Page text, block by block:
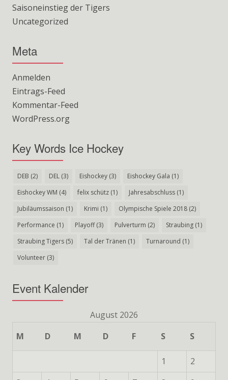
Saisoneinstieg der Tigers
Uncategorized
Meta
Anmelden
Eintrags-Feed
Kommentar-Feed
WordPress.org
Key Words Ice Hockey
DEB (2) DEL (3) Eishockey (3) Eishockey Gala (1)
Eishockey WM (4) felix schütz (1) Jahresabschluss (1)
Jubiläumssaison (1) Krimi (1) Olympische Spiele 2018 (2)
Performance (1) Playoff(3) Pulverturm (2) Straubing (1)
Straubing Tigers (5) Tal der Tränen (1) Turnaround (1)
Volunteer (3)
Event Kalender
August 2026
M
D M D F S S
1
2